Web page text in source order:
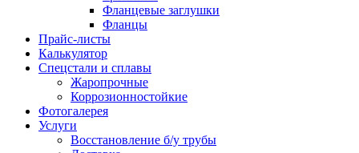
Фланцевые заглушки
Фланцы
Прайс-листы
Калькулятор
Спецстали и сплавы
Жаропрочные
Коррозионностойкие
Фотогалерея
Услуги
Восстановление б/у трубы